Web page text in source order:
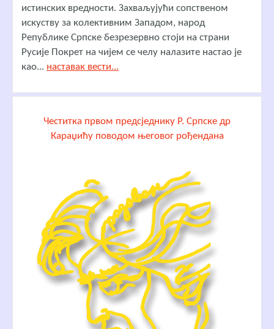
истинских вредности. Захваљујући сопственом
искуству за колективним Западом, народ
Републике Српске безрезервно стоји на страни
Русије Покрет на чијем се челу налазите настао је
као... наставак вести...
Честитка првом предсједнику Р. Српске др
Караџићу поводом његовог рођендана